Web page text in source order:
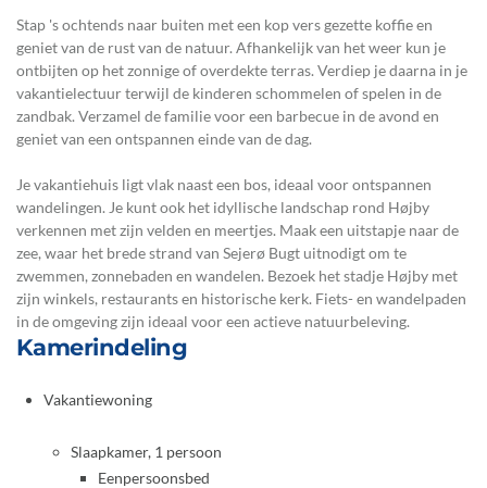
Stap 's ochtends naar buiten met een kop vers gezette koffie en
geniet van de rust van de natuur. Afhankelijk van het weer kun je
ontbijten op het zonnige of overdekte terras. Verdiep je daarna in je
vakantielectuur terwijl de kinderen schommelen of spelen in de
zandbak. Verzamel de familie voor een barbecue in de avond en
geniet van een ontspannen einde van de dag.
Je vakantiehuis ligt vlak naast een bos, ideaal voor ontspannen
wandelingen. Je kunt ook het idyllische landschap rond Højby
verkennen met zijn velden en meertjes. Maak een uitstapje naar de
zee, waar het brede strand van Sejerø Bugt uitnodigt om te
zwemmen, zonnebaden en wandelen. Bezoek het stadje Højby met
zijn winkels, restaurants en historische kerk. Fiets- en wandelpaden
in de omgeving zijn ideaal voor een actieve natuurbeleving.
Kamerindeling
Vakantiewoning
Slaapkamer, 1 persoon
Eenpersoonsbed